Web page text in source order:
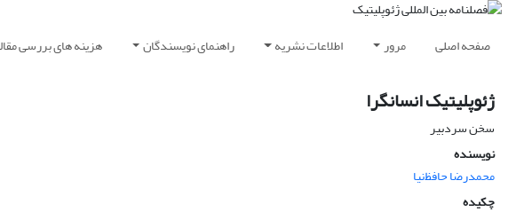
صفحه اصلی مرور اطلاعات نشریه راهنمای نویسندگان هزینه های بررسی
ژئوپلیتیک انسانگرا
سخن سردبیر
نویسنده
محمدرضا حافظ‌نیا
چکیده